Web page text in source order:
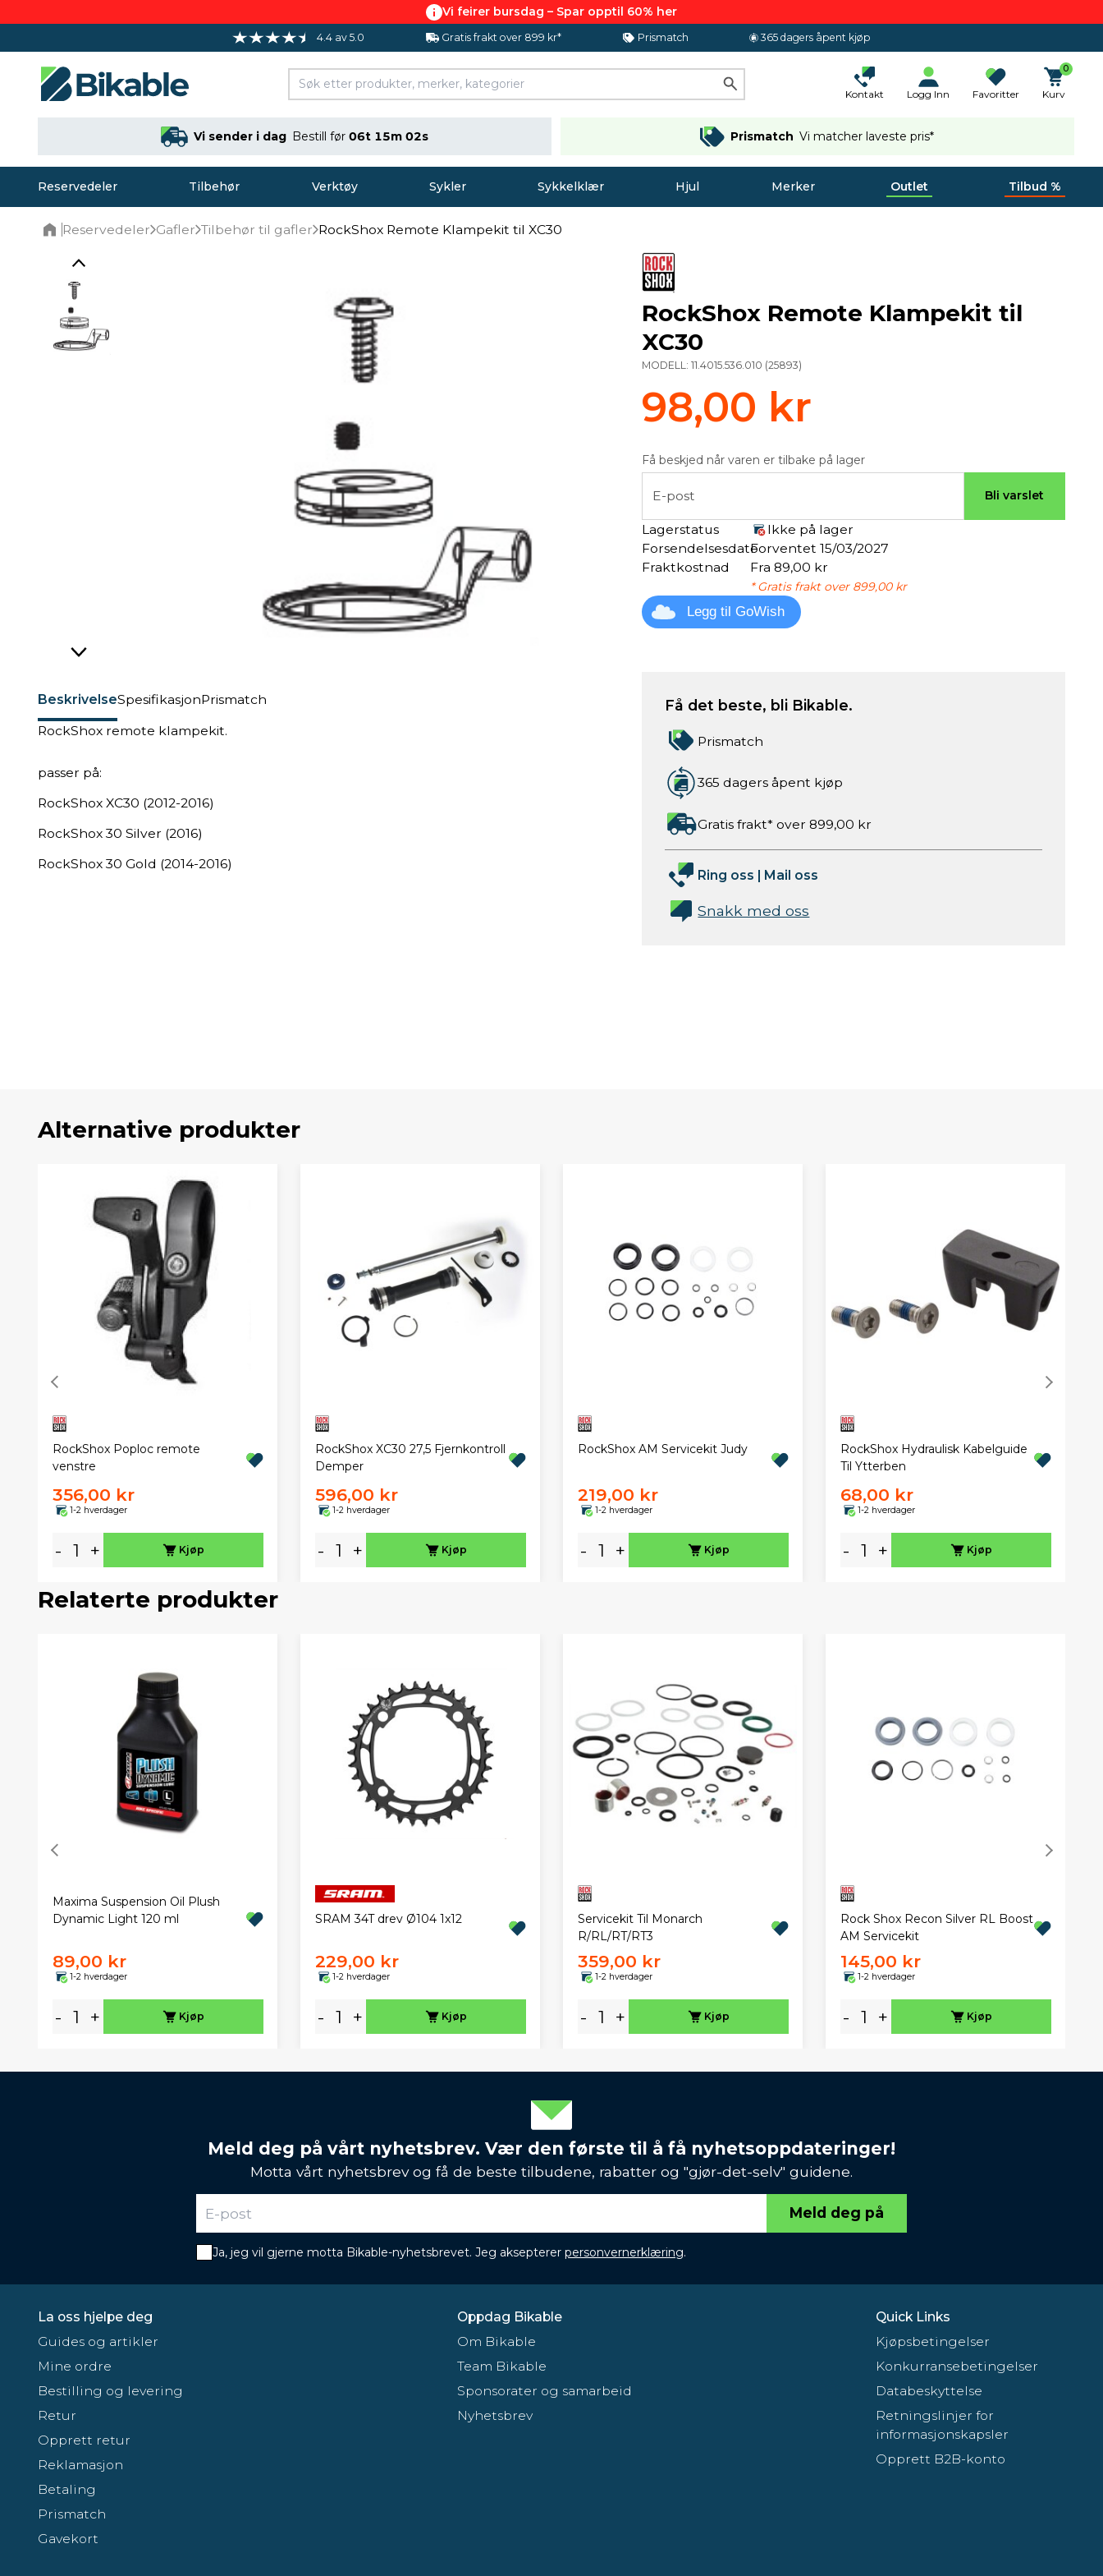
Vi feirer bursdag – Spar opptil 60% her
4.4 av 5.0 Gratis frakt over 899 kr* Prismatch 365 dagers åpent kjøp
Kontakt Logg Inn Favoritter
0
Kurv
Vi sender i dag Bestill før 06t 15m 02s Prismatch Vi matcher laveste pris*
Reservedeler Tilbehør Verktøy Sykler Sykkelklær Hjul Merker Outlet Tilbud %
Reservedeler Gafler Tilbehør til gafler RockShox Remote Klampekit til XC30
BeskrivelseSpesifikasjonPrismatch
RockShox remote klampekit.
passer på:
RockShox XC30 (2012-2016)
RockShox 30 Silver (2016)
RockShox 30 Gold (2014-2016)
RockShox Remote Klampekit til
XC30
MODELL:11.4015.536.010 (25893)
98,00 kr
Få beskjed når varen er tilbake på lager
E-post Bli varslet
Lagerstatus
Ikke på lager
ForsendelsesdatoForventet 15/03/2027
Fraktkostnad
Fra 89,00 kr
* Gratis frakt over 899,00 kr
Legg til GoWish
Få det beste, bli Bikable.
Prismatch
365 dagers åpent kjøp
Gratis frakt* over 899,00 kr
Ring oss | Mail oss
Snakk med oss
Alternative produkter
RockShox Poploc remote
venstre
356,00 kr
1-2 hverdager
- + Kjøp
RockShox XC30 27,5 Fjernkontroll
Demper
596,00 kr
1-2 hverdager
- + Kjøp
RockShox AM Servicekit Judy
219,00 kr
1-2 hverdager
- + Kjøp
RockShox Hydraulisk Kabelguide
Til Ytterben
68,00 kr
1-2 hverdager
- + Kjøp
Relaterte produkter
Maxima Suspension Oil Plush
Dynamic Light 120 ml
89,00 kr
1-2 hverdager
- + Kjøp
SRAM 34T drev Ø104 1x12
229,00 kr
1-2 hverdager
- + Kjøp
Servicekit Til Monarch
R/RL/RT/RT3
359,00 kr
1-2 hverdager
- + Kjøp
Rock Shox Recon Silver RL Boost
AM Servicekit
145,00 kr
1-2 hverdager
- + Kjøp
Meld deg på vårt nyhetsbrev. Vær den første til å få nyhetsoppdateringer!
Motta vårt nyhetsbrev og få de beste tilbudene, rabatter og "gjør-det-selv" guidene.
Meld deg på
Ja, jeg vil gjerne motta Bikable-nyhetsbrevet. Jeg aksepterer personvernerklæring.
La oss hjelpe deg
Guides og artikler
Mine ordre
Bestilling og levering
Retur
Opprett retur
Reklamasjon
Betaling
Prismatch
Gavekort
Oppdag Bikable
Om Bikable
Team Bikable
Sponsorater og samarbeid
Nyhetsbrev
Quick Links
Kjøpsbetingelser
Konkurransebetingelser
Databeskyttelse
Retningslinjer for
informasjonskapsler
Opprett B2B-konto